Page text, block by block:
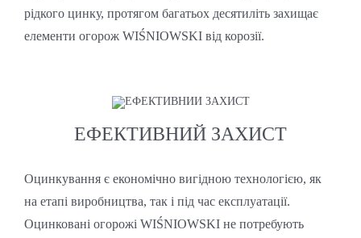
рідкого цинку, протягом багатьох десятиліть захищає
елементи огорож WIŚNIOWSKI від корозії.
ЕФЕКТИВНИЙ ЗАХИСТ
Оцинкування є економічно вигідною технологією, як
на етапі виробництва, так і під час експлуатації.
Оцинковані огорожі WIŚNIOWSKI не потребують